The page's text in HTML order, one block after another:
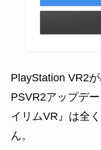
PlayStation VR2
PSVR2アップデ
イリムVR』は全
ん。